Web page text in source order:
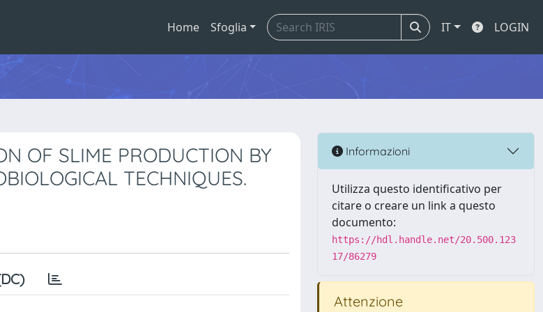
Home Sfoglia IT LOGIN
OF SLIME PRODUCTION BY
TECHNIQUES.
Informazioni
Utilizza questo identificativo per
citare o creare un link a questo
documento:
https://hdl.handle.net/20.500.123
17/86279
Attenzione